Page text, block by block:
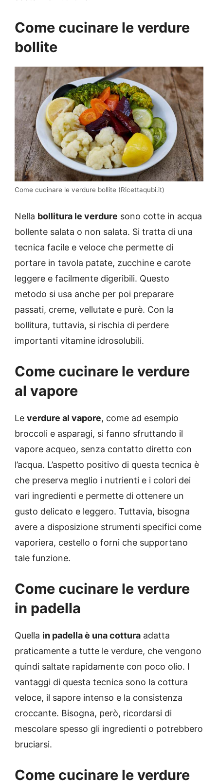
Come cucinare le verdure
bollite
Come cucinare le verdure bollite (Ricettaqubi.it)
Nella bollitura le verdure sono cotte in acqua
bollente salata o non salata. Si tratta di una
tecnica facile e veloce che permette di
portare in tavola patate, zucchine e carote
leggere e facilmente digeribili. Questo
metodo si usa anche per poi preparare
passati, creme, vellutate e purè. Con la
bollitura, tuttavia, si rischia di perdere
importanti vitamine idrosolubili.
Come cucinare le verdure
al vapore
Le verdure al vapore, come ad esempio
broccoli e asparagi, si fanno sfruttando il
vapore acqueo, senza contatto diretto con
l’acqua. L’aspetto positivo di questa tecnica è
che preserva meglio i nutrienti e i colori dei
vari ingredienti e permette di ottenere un
gusto delicato e leggero. Tuttavia, bisogna
avere a disposizione strumenti specifici come
vaporiera, cestello o forni che supportano
tale funzione.
Come cucinare le verdure
in padella
Quella in padella è una cottura adatta
praticamente a tutte le verdure, che vengono
quindi saltate rapidamente con poco olio. I
vantaggi di questa tecnica sono la cottura
veloce, il sapore intenso e la consistenza
croccante. Bisogna, però, ricordarsi di
mescolare spesso gli ingredienti o potrebbero
bruciarsi.
Come cucinare le verdure